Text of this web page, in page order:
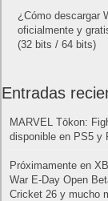
¿Cómo descargar
oficialmente y
(32 bits / 64 bits)
Entradas
MARVEL Tōkon:
disponible en PS5 y
Próximamente en
War E-Day Open
Cricket 26 y mucho